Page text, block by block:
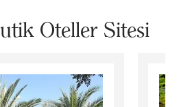
Oteller Sitesi